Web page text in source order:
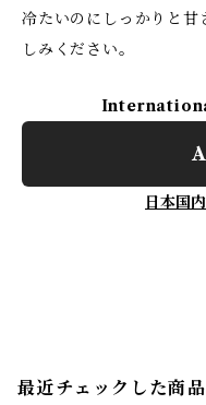
冷たいのにしっかりと
しみください。
日本国
最近チェックした商品